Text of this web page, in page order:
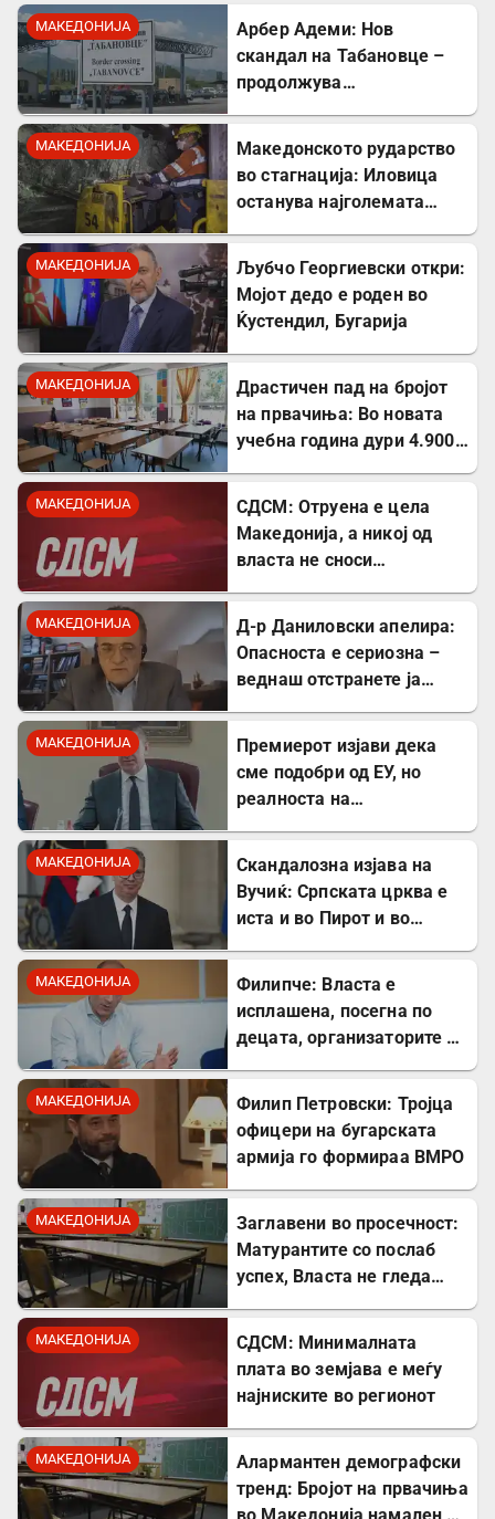
МАКЕДОНИЈА
Арбер Адеми: Нов
скандал на Табановце –
продолжува
МАКЕДОНИЈА
Македонското рударство
во стагнација: Иловица
останува најголемата
МАКЕДОНИЈА
Љубчо Георгиевски откри:
Мојот дедо е роден во
Ќустендил, Бугарија
МАКЕДОНИЈА
Драстичен пад на бројот
на првачиња: Во новата
учебна година дури 4.900
МАКЕДОНИЈА
СДСМ: Отруена е цела
Македонија, а никој од
власта не сноси
МАКЕДОНИЈА
Д-р Даниловски апелира:
Опасноста е сериозна –
веднаш отстранете ја
западнонилска треска!
МАКЕДОНИЈА
Премиерот изјави дека
сме подобри од ЕУ, но
реалноста на
МАКЕДОНИЈА
Скандалозна изјава на
Вучиќ: Српската црква е
иста и во Пирот и во
МАКЕДОНИЈА
Филипче: Власта е
исплашена, посегна по
децата, организаторите и
МАКЕДОНИЈА
Филип Петровски: Тројца
офицери на бугарската
армија го формираа ВМРО
МАКЕДОНИЈА
Заглавени во просечност:
Матурантите со послаб
успех, Власта не гледа
МАКЕДОНИЈА
СДСМ: Минималната
плата во земјава е меѓу
најниските во регионот
МАКЕДОНИЈА
Алармантен демографски
тренд: Бројот на првачиња